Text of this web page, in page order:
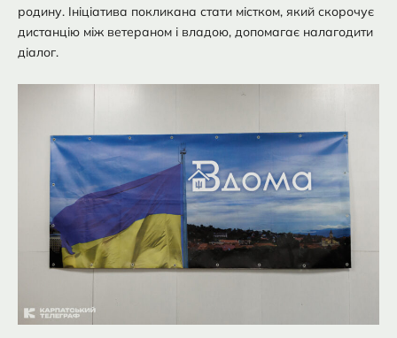
родину. Ініціатива покликана стати містком, який скорочує
дистанцію між ветераном і владою, допомагає налагодити
діалог.